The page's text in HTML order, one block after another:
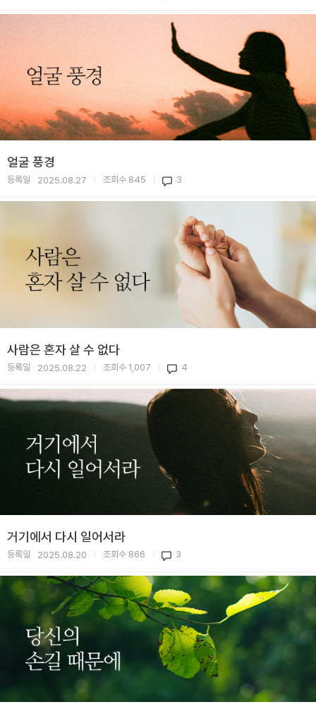
얼굴 풍경
등록일 2025.08.27 조회수 845 3
사람은 혼자 살 수 없다
등록일 2025.08.22 조회수 1,007 4
거기에서 다시 일어서라
등록일 2025.08.20 조회수 866 3